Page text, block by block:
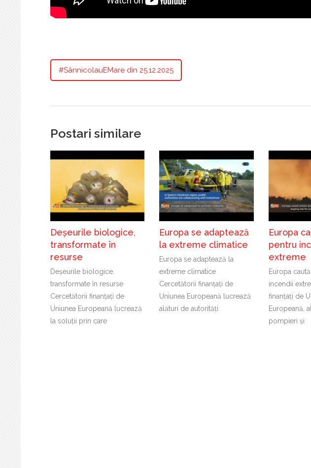
#SânnicolauEMare din 25.12.2025
Postari similare
Deșeurile biologice,
transformate în
resurse
Deșeurile biologice,
transformate în resurse
Cercetătorii finanțați de
Uniunea Europeană lucrează
la soluții prin care
Europa se adaptează
la extreme climatice
Europa se adaptează la
extreme climatice
Cercetătorii finanțați de
Uniunea Europeană lucrează
alături de autorități
Europa
pentru
extreme
Europa
incendii
finanțați de
Europeană,
pompieri și